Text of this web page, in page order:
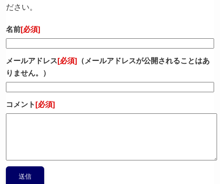
ださい。
名前[必須]
メールアドレス[必須] （メールアドレスが公開されることはあ
りません。）
コメント[必須]